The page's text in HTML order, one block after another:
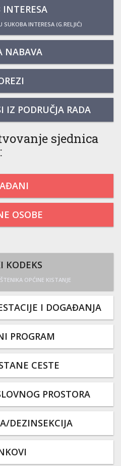
INTERESA
SUKOBA INTERESA (G.RELJIĆ)
NABAVA
IZ PODRUČJA RADA
sjednica
OSOBE
KODEKS
OPĆINE KISTANJE
I DOGAĐANJA
PROGRAM
CESTE
PROSTORA
DEZINSEKCIJA